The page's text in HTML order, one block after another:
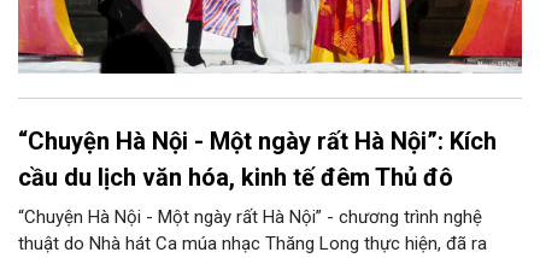
“Chuyện Hà Nội - Một ngày rất Hà Nội”: Kích
cầu du lịch văn hóa, kinh tế đêm Thủ đô
“Chuyện Hà Nội - Một ngày rất Hà Nội” - chương trình nghệ
thuật do Nhà hát Ca múa nhạc Thăng Long thực hiện, đã ra